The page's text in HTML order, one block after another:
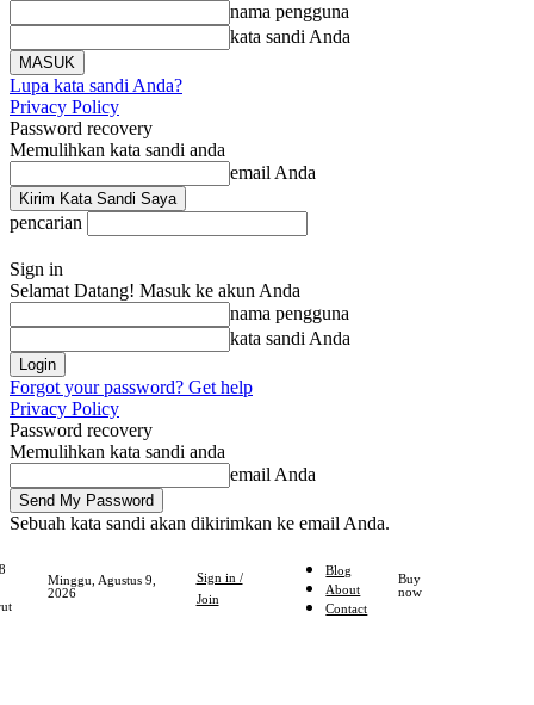
nama pengguna
kata sandi Anda
Lupa kata sandi Anda?
Privacy Policy
Password recovery
Memulihkan kata sandi anda
email Anda
pencarian
Sign in
Selamat Datang! Masuk ke akun Anda
nama pengguna
kata sandi Anda
Forgot your password? Get help
Privacy Policy
Password recovery
Memulihkan kata sandi anda
email Anda
Sebuah kata sandi akan dikirimkan ke email Anda.
Minggu, Agustus 9,
2026
Sign in /
Join
Blog
About
Contact
Buy
now